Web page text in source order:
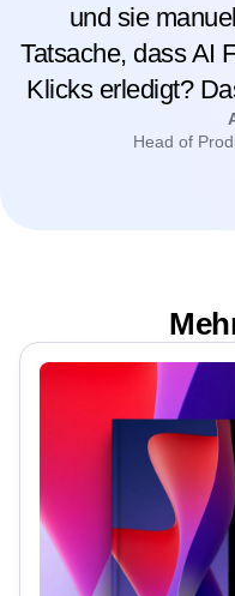
und sie
Tatsache, dass AI
Klicks erledigt?
Head of